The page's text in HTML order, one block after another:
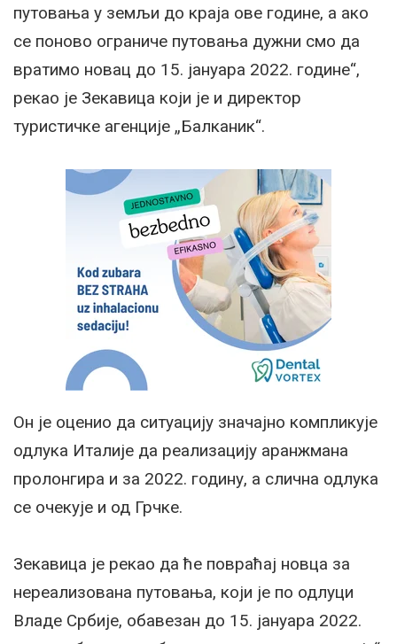
путовања у земљи до краја ове године, а ако
се поново ограниче путовања дужни смо да
вратимо новац до 15. јануара 2022. године“,
рекао је Зекавица који је и директор
туристичке агенције „Балканик“.
Он је оценио да ситуацију значајно компликује
одлука Италије да реализацију аранжмана
пролонгира и за 2022. годину, а слична одлука
се очекује и од Грчке.
Зекавица је рекао да ће повраћај новца за
нереализована путовања, који је по одлуци
Владе Србије, обавезан до 15. јануара 2022.